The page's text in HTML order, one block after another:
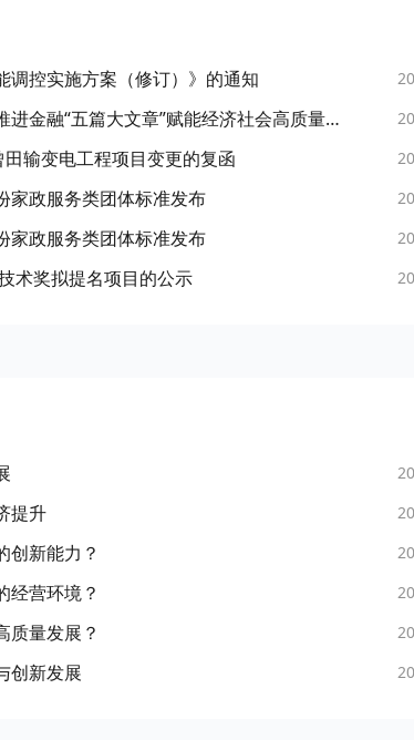
调控实施方案（修订）》的通知
河源市人民政府办公室关于印发河源市深入推进金融“五篇大文章”赋能经济社会高质量发展2025年专项行动方案的通知
输变电工程项目变更的复函
家政服务类团体标准发布
家政服务类团体标准发布
术奖拟提名项目的公示
提升
创新能力？
经营环境？
质量发展？
创新发展